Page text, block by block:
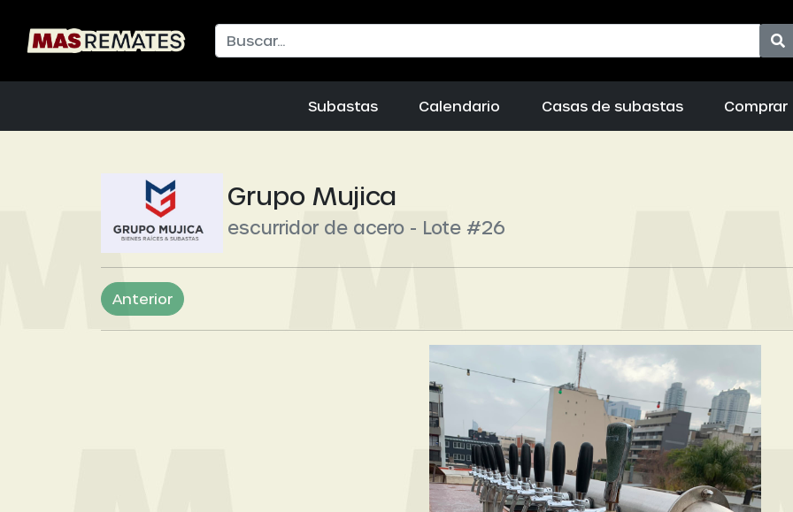
Subastas Calendario Casas de subastas Comprar
Grupo Mujica
escurridor de acero - Lote #26
Anterior